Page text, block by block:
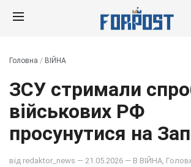
Головна / ВІЙНА
ЗСУ стримали
військових РФ
просунутися на
від redaktor_news — 21.05.2026 — В ВІЙНА